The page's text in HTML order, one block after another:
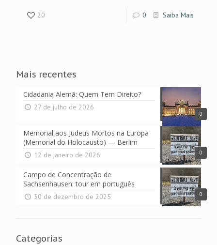
20 0 Saiba Mais
Mais recentes
0
Cidadania Alemã: Quem Tem Direito?
27 de julho de 2026
0
Memorial aos Judeus Mortos na Europa
(Memorial do Holocausto) — Berlim
12 de janeiro de 2026
0
Campo de Concentração de
Sachsenhausen: tour em português
30 de dezembro de 2025
Categorias